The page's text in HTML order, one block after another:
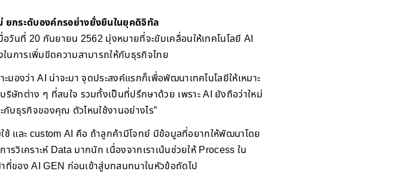
ยกระดับองค์กรอย่างยั่งยืนในยุคดิจิทัล
วันที่ 20 กันยายน 2562 มุ่งหมายที่จะขับเคลื่อนให้เทคโนโลยี AI
นการเพิ่มขีดความสามารถให้กับธุรกิจไทย
องว่า AI น่าจะมา จุดประสงค์แรกก็เพื่อพัฒนาเทคโนโลยีให้เหมาะ
ทต่าง ๆ ที่สนใจ รวมทั้งเป็นที่ปรึกษาด้วย เพราะ AI ยังถือว่าใหม่
กับธุรกิจของคุณ ตัวไหนใช้งานอย่างไร”
ช้ และ custom AI คือ ถ้าลูกค้ามีโจทย์ มีข้อมูลที่อยากให้พัฒนาโดย
รวิเคราะห์ Data มากนัก เนื่องจากเราเน้นช่วยให้ Process ใน
ที่ของ AI GEN ก่อนเข้าสู่บทสนทนาในหัวข้อถัดไป